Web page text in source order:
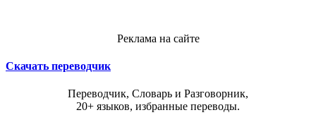
Реклама на сайте
Скачать переводчик
Переводчик, Словарь и Разговорник,
20+ языков, избранные переводы.